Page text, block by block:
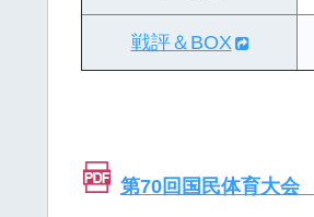
戦評＆BOX
第70回国民体育大